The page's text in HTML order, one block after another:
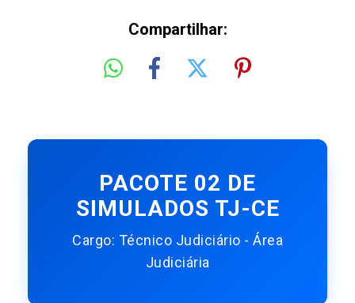
Compartilhar:
PACOTE 02 DE
SIMULADOS TJ-CE
Cargo: Técnico Judiciário - Área
Judiciária